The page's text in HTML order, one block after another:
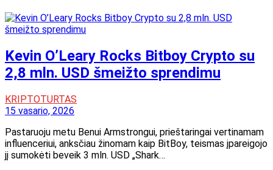
Kevin O’Leary Rocks Bitboy Crypto su
2,8 mln. USD šmeižto sprendimu
KRIPTOTURTAS
15 vasario, 2026
Pastaruoju metu Benui Armstrongui, prieštaringai vertinamam
influenceriui, anksčiau žinomam kaip BitBoy, teismas įpareigojo
jį sumokėti beveik 3 mln. USD „Shark…